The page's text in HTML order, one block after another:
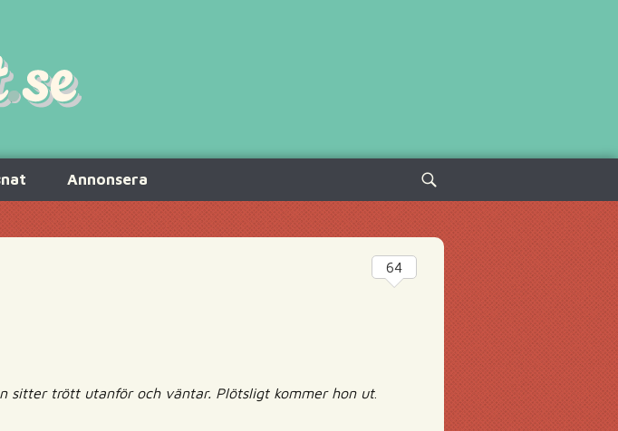
Annonsera
Sök
efter:
sitter trött utanför och väntar. Plötsligt kommer hon ut.
64